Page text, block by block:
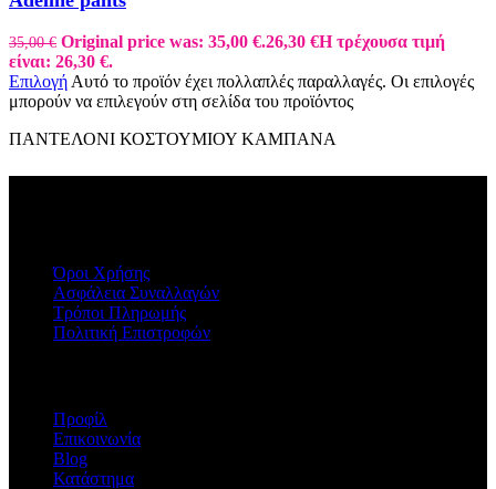
35,00€ Original price was: 35,00 €.26,30 €Η τρέχουσα τιμή
είναι: 26,30 €.
Επιλογή Αυτό το προϊόν έχει πολλαπλές παραλλαγές. Οι επιλογές
μπορούν να επιλεγούν στη σελίδα του προϊόντος
ΠΑΝΤΕΛΟΝΙ ΚΟΣΤΟΥΜΙΟΥ ΚΑΜΠΑΝΑ
Όροι Χρήσης
Ασφάλεια Συναλλαγών
Τρόποι Πληρωμής
Πολιτική Επιστροφών
Προφίλ
Επικοινωνία
Blog
Κατάστημα